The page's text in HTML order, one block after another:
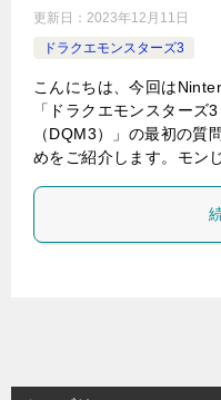
更新日： 2023年12月11日
ドラクエモンスターズ3
こんにちは、今回は
「ドラクエモンスターズ
（DQM3）」の最初の質
めをご紹介します。モン